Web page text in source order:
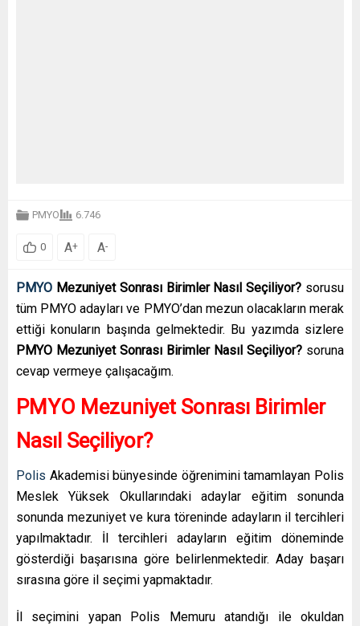
PMYO 6.746
0 A+ A-
PMYO Mezuniyet Sonrası Birimler Nasıl Seçiliyor? sorusu
tüm PMYO adayları ve PMYO’dan mezun olacakların merak
ettiği konuların başında gelmektedir. Bu yazımda sizlere
PMYO Mezuniyet Sonrası Birimler Nasıl Seçiliyor? soruna
cevap vermeye çalışacağım.
PMYO Mezuniyet Sonrası Birimler
Nasıl Seçiliyor?
Polis Akademisi bünyesinde öğrenimini tamamlayan Polis
Meslek Yüksek Okullarındaki adaylar eğitim sonunda
sonunda mezuniyet ve kura töreninde adayların il tercihleri
yapılmaktadır. İl tercihleri adayların eğitim döneminde
gösterdiği başarısına göre belirlenmektedir. Aday başarı
sırasına göre il seçimi yapmaktadır.
İl seçimini yapan Polis Memuru atandığı ile okuldan